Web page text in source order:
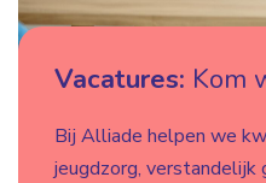
Vacatures: Kom
Bij Alliade helpen we
jeugdzorg, verstandelijk